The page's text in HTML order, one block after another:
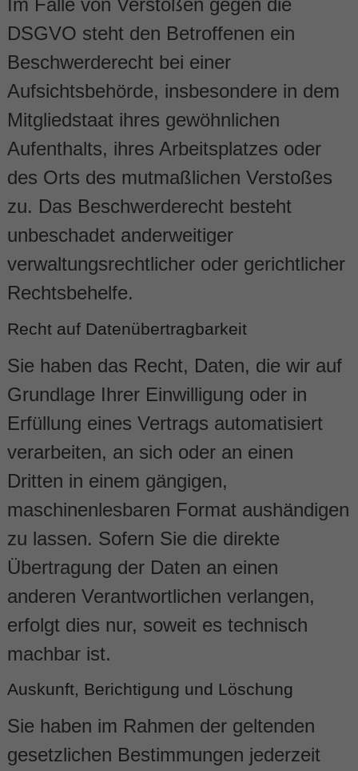
Im Falle von Verstößen gegen die
DSGVO steht den Betroffenen ein
Beschwerderecht bei einer
Aufsichtsbehörde, insbesondere in dem
Mitgliedstaat ihres gewöhnlichen
Aufenthalts, ihres Arbeitsplatzes oder
des Orts des mutmaßlichen Verstoßes
zu. Das Beschwerderecht besteht
unbeschadet anderweitiger
verwaltungsrechtlicher oder gerichtlicher
Rechtsbehelfe.
Recht auf Daten­übertrag­barkeit
Sie haben das Recht, Daten, die wir auf
Grundlage Ihrer Einwilligung oder in
Erfüllung eines Vertrags automatisiert
verarbeiten, an sich oder an einen
Dritten in einem gängigen,
maschinenlesbaren Format aushändigen
zu lassen. Sofern Sie die direkte
Übertragung der Daten an einen
anderen Verantwortlichen verlangen,
erfolgt dies nur, soweit es technisch
machbar ist.
Auskunft, Berichtigung und Löschung
Sie haben im Rahmen der geltenden
gesetzlichen Bestimmungen jederzeit
Alle akzeptieren
Datenschutzeinstellungen
Essenziell (1)
Funktion der Website erforderlich.
Cookie-Informationen anzeigen
Externe Medien (1)
Inhalte von Videoplattformen und Social-Media-Plattformen
Wenn Cookies von externen Medien akzeptiert werden, bedarf
keiner manuellen Einwilligung mehr.